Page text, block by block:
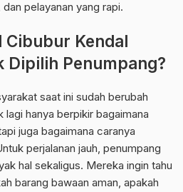
pelayanan yang rapi.
Cibubur Kendal
Dipilih Penumpang?
saat ini sudah berubah
hanya berpikir bagaimana
juga bagaimana caranya
perjalanan jauh, penumpang
hal sekaligus. Mereka ingin tahu
barang bawaan aman, apakah